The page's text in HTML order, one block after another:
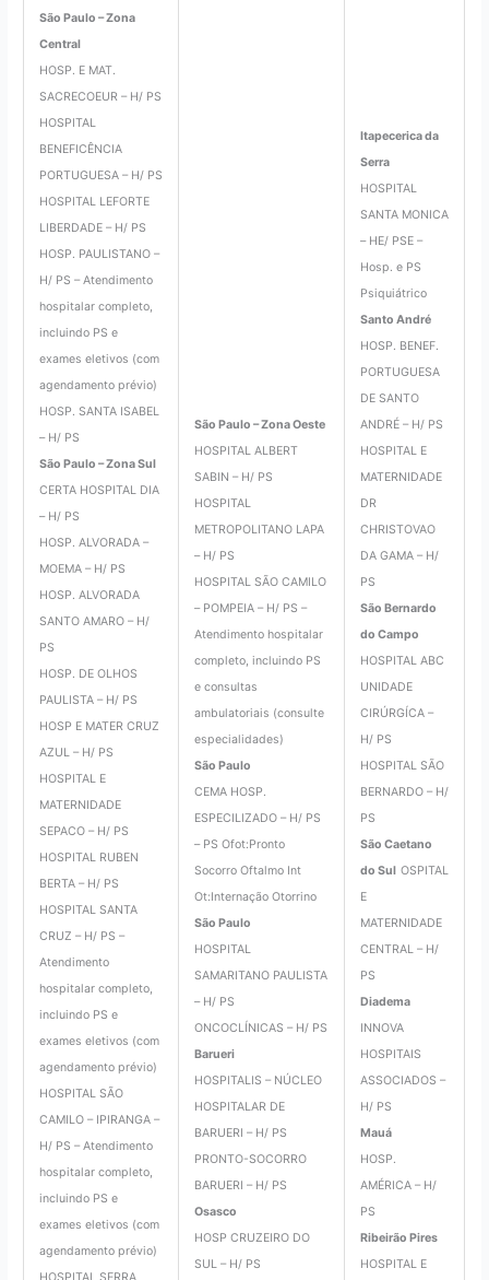
São Paulo – Zona
Central
HOSP. E MAT.
SACRECOEUR – H/ PS
HOSPITAL
BENEFICÊNCIA
PORTUGUESA – H/ PS
HOSPITAL LEFORTE
LIBERDADE – H/ PS
HOSP. PAULISTANO –
H/ PS – Atendimento
hospitalar completo,
incluindo PS e
exames eletivos (com
agendamento prévio)
HOSP. SANTA ISABEL
– H/ PS
São Paulo – Zona Sul
CERTA HOSPITAL DIA
– H/ PS
HOSP. ALVORADA –
MOEMA – H/ PS
HOSP. ALVORADA
SANTO AMARO – H/
PS
HOSP. DE OLHOS
PAULISTA – H/ PS
HOSP E MATER CRUZ
AZUL – H/ PS
HOSPITAL E
MATERNIDADE
SEPACO – H/ PS
HOSPITAL RUBEN
BERTA – H/ PS
HOSPITAL SANTA
CRUZ – H/ PS –
Atendimento
hospitalar completo,
incluindo PS e
exames eletivos (com
agendamento prévio)
HOSPITAL SÃO
CAMILO – IPIRANGA –
H/ PS – Atendimento
hospitalar completo,
incluindo PS e
exames eletivos (com
agendamento prévio)
HOSPITAL SERRA
São Paulo – Zona Oeste
HOSPITAL ALBERT
SABIN – H/ PS
HOSPITAL
METROPOLITANO LAPA
– H/ PS
HOSPITAL SÃO CAMILO
– POMPEIA – H/ PS –
Atendimento hospitalar
completo, incluindo PS
e consultas
ambulatoriais (consulte
especialidades)
São Paulo
CEMA HOSP.
ESPECILIZADO – H/ PS
– PS Ofot:Pronto
Socorro Oftalmo Int
Ot:Internação Otorrino
São Paulo
HOSPITAL
SAMARITANO PAULISTA
– H/ PS
ONCOCLÍNICAS – H/ PS
Barueri
HOSPITALIS – NÚCLEO
HOSPITALAR DE
BARUERI – H/ PS
PRONTO-SOCORRO
BARUERI – H/ PS
Osasco
HOSP CRUZEIRO DO
SUL – H/ PS
Itapecerica da
Serra
HOSPITAL
SANTA MONICA
– HE/ PSE –
Hosp. e PS
Psiquiátrico
Santo André
HOSP. BENEF.
PORTUGUESA
DE SANTO
ANDRÉ – H/ PS
HOSPITAL E
MATERNIDADE
DR
CHRISTOVAO
DA GAMA – H/
PS
São Bernardo
do Campo
HOSPITAL ABC
UNIDADE
CIRÚRGÍCA –
H/ PS
HOSPITAL SÃO
BERNARDO – H/
PS
São Caetano
do Sul OSPITAL
E
MATERNIDADE
CENTRAL – H/
PS
Diadema
INNOVA
HOSPITAIS
ASSOCIADOS –
H/ PS
Mauá
HOSP.
AMÉRICA – H/
PS
Ribeirão Pires
HOSPITAL E